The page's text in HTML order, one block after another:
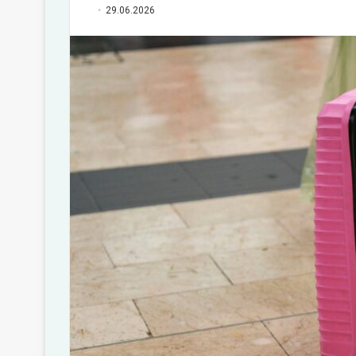
29.06.2026